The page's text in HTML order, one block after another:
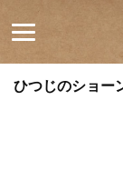
ひつじのショ